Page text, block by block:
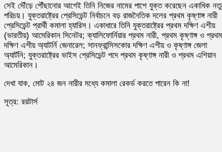
সেই দৌঁড়ে পৌঁছানোর আগেই তিনি নিজের নামের পাশে যুক্ত করেছেন একাধিক
পরিচয়। যুক্তরাষ্ট্রের প্রেসিডেন্ট নির্বাচনে বড় রাজনৈতিক দলের প্রথম কৃষ্ণাঙ্গ নারী
প্রেসিডেন্ট প্রার্থী কমালা হ্যারিস। একাধারে তিনি যুক্তরাষ্ট্রের প্রথম দক্ষিণ এশীয়
(ভারতীয়) আমেরিকান সিনেটর; ক্যালিফোর্নিয়ার প্রথম নারী, প্রথম কৃষ্ণাঙ্গ ও প্রথম
দক্ষিণ এশীয় অ্যাটর্নি জেনারেল; সানফ্রান্সিসকোর দক্ষিণ এশীয় ও কৃষ্ণাঙ্গ জেলা
অ্যার্টনি; যুক্তরাষ্ট্রের ভাইস প্রেসিডেন্ট পদে প্রথম কৃষ্ণাঙ্গ নারী ও প্রথম এশিয়ান
আমেরিকান।
দেখা যাক, মোট ২৪ জন নারীর মধ্যে কমালা রেকর্ড করতে পারেন কি না!
সূত্র: রয়টার্স